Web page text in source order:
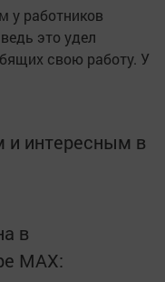
у работников
это удел
свою работу. У
интересным в
в
MАХ: